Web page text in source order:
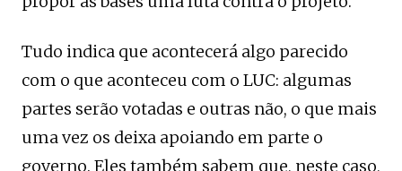
Tudo indica que acontecerá algo parecido
com o que aconteceu com o LUC: algumas
partes serão votadas e outras não, o que mais
uma vez os deixa apoiando em parte o
governo. Eles também sabem que, neste caso,